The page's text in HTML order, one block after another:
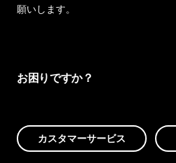
願いします。
お困りですか？
カスタマーサービス